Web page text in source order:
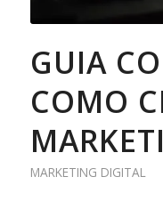
GUIA
COMO
MARKETING DIGITAL